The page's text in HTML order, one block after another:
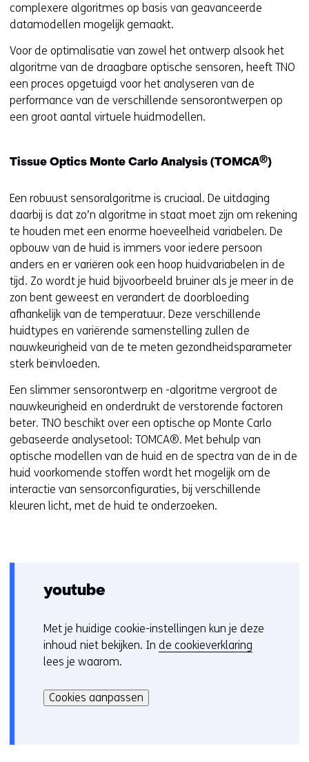
complexere algoritmes op basis van geavanceerde
datamodellen mogelijk gemaakt.
Voor de optimalisatie van zowel het ontwerp alsook het
algoritme van de draagbare optische sensoren, heeft TNO
een proces opgetuigd voor het analyseren van de
performance van de verschillende sensorontwerpen op
een groot aantal virtuele huidmodellen.
Tissue Optics Monte Carlo Analysis (TOMCA®)
Een robuust sensoralgoritme is cruciaal. De uitdaging
daarbij is dat zo’n algoritme in staat moet zijn om rekening
te houden met een enorme hoeveelheid variabelen. De
opbouw van de huid is immers voor iedere persoon
anders en er variëren ook een hoop huidvariabelen in de
tijd. Zo wordt je huid bijvoorbeeld bruiner als je meer in de
zon bent geweest en verandert de doorbloeding
afhankelijk van de temperatuur. Deze verschillende
huidtypes en variërende samenstelling zullen de
nauwkeurigheid van de te meten gezondheidsparameter
sterk beïnvloeden.
Een slimmer sensorontwerp en -algoritme vergroot de
nauwkeurigheid en onderdrukt de verstorende factoren
beter. TNO beschikt over een optische op Monte Carlo
gebaseerde analysetool: TOMCA®. Met behulp van
optische modellen van de huid en de spectra van de in de
huid voorkomende stoffen wordt het mogelijk om de
interactie van sensorconfiguraties, bij verschillende
kleuren licht, met de huid te onderzoeken.
youtube
C
o
o
i
Met je huidige cookie-instellingen kun je deze
inhoud niet bekijken. In de cookieverklaring
lees je waarom.
kan
het
Cookies aanpassen